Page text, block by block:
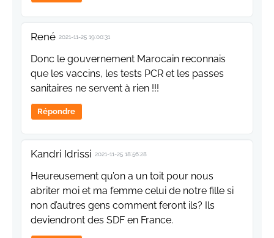
René 2021-11-25 19:00:31
Donc le gouvernement Marocain reconnais
que les vaccins, les tests PCR et les passes
sanitaires ne servent à rien !!!
Répondre
Kandri Idrissi 2021-11-25 18:56:28
Heureusement qu’on a un toit pour nous
abriter moi et ma femme celui de notre fille si
non d’autres gens comment feront ils? Ils
deviendront des SDF en France.